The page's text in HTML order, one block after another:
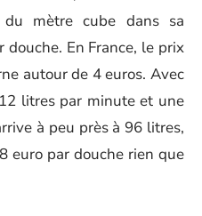
mètre cube dans sa
En France, le prix
autour de 4 euros. Avec
litres par minute et une
à peu près à 96 litres,
euro par douche rien que